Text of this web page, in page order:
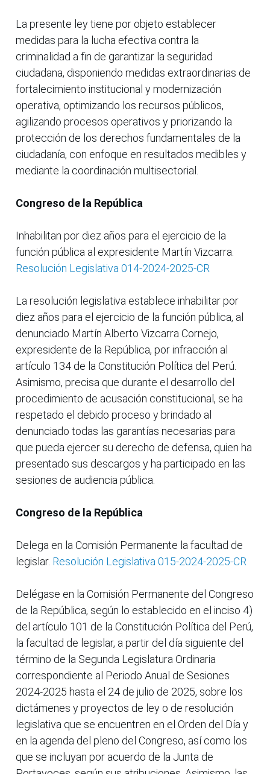
La presente ley tiene por objeto establecer
medidas para la lucha efectiva contra la
criminalidad a fin de garantizar la seguridad
ciudadana, disponiendo medidas extraordinarias de
fortalecimiento institucional y modernización
operativa, optimizando los recursos públicos,
agilizando procesos operativos y priorizando la
protección de los derechos fundamentales de la
ciudadanía, con enfoque en resultados medibles y
mediante la coordinación multisectorial.
Congreso de la República
Inhabilitan por diez años para el ejercicio de la
función pública al expresidente Martín Vizcarra.
Resolución Legislativa 014-2024-2025-CR
La resolución legislativa establece inhabilitar por
diez años para el ejercicio de la función pública, al
denunciado Martín Alberto Vizcarra Cornejo,
expresidente de la República, por infracción al
artículo 134 de la Constitución Política del Perú.
Asimismo, precisa que durante el desarrollo del
procedimiento de acusación constitucional, se ha
respetado el debido proceso y brindado al
denunciado todas las garantías necesarias para
que pueda ejercer su derecho de defensa, quien ha
presentado sus descargos y ha participado en las
sesiones de audiencia pública.
Congreso de la República
Delega en la Comisión Permanente la facultad de
legislar. Resolución Legislativa 015-2024-2025-CR
Delégase en la Comisión Permanente del Congreso
de la República, según lo establecido en el inciso 4)
del artículo 101 de la Constitución Política del Perú,
la facultad de legislar, a partir del día siguiente del
término de la Segunda Legislatura Ordinaria
correspondiente al Periodo Anual de Sesiones
2024-2025 hasta el 24 de julio de 2025, sobre los
dictámenes y proyectos de ley o de resolución
legislativa que se encuentren en el Orden del Día y
en la agenda del pleno del Congreso, así como los
que se incluyan por acuerdo de la Junta de